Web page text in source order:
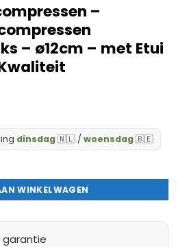
–
– ø12cm – met Etui
dinsdag🇳🇱 / woensdag🇧🇪
Borstcompressen
WINKELWAGEN
garantie